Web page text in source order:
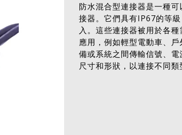
防水混合型連接器是一種
接器。它們具有IP67的等
入。這些連接器被用於各
應用，例如輕型電動車、
備或系統之間傳輸信號、
尺寸和形狀，以連接不同